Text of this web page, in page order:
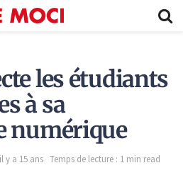
les étudiants
à sa
numérique
y a 15 ans Temps de lecture : 1 min read